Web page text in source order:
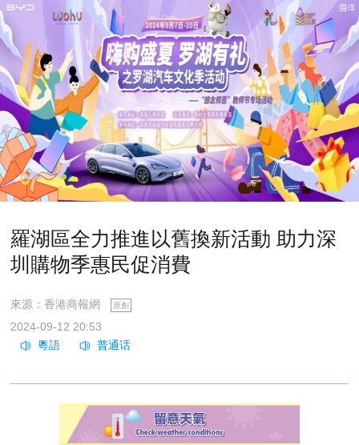
​羅湖區全力推進以舊換新活動 助力深
圳購物季惠民促消費
來源：香港商報網 原創
2024-09-12 20:53